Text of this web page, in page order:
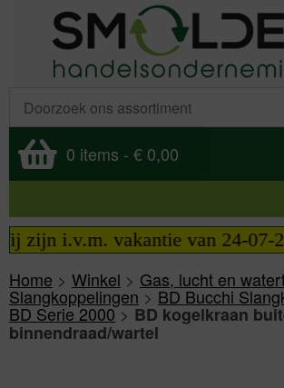
0 items - € 0,00
i.v.m. vakantie van 24-07-
Home > Winkel > Gas, lucht en
Slangkoppelingen>BD Bucchi
BD Serie 2000>BD kogelkraan
binnendraad/wartel